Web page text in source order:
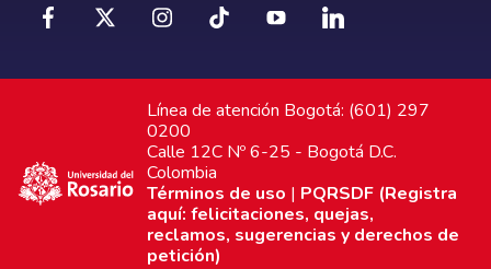
Línea de atención Bogotá: (601) 297
0200
Calle 12C Nº 6-25 - Bogotá D.C.
Colombia
Términos de uso | PQRSDF (Registra
aquí: felicitaciones, quejas,
reclamos, sugerencias y derechos de
petición)